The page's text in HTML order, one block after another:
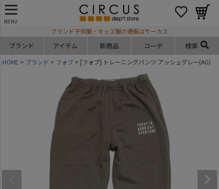
MENU
ブランド子供服・キッズ服の通販はサーカス
ブランド アイテム 新商品 コーデ 検索
HOME ブランド フォブ [フォブ] トレーニングパンツ アッシュグレー(AG)